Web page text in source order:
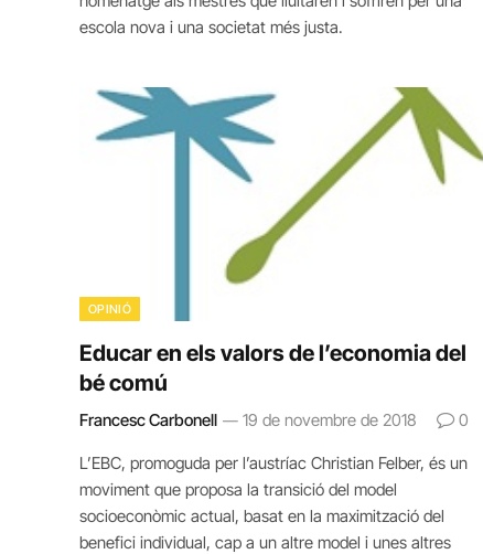
escola nova i una societat més justa.
OPINIÓ
Educar en els valors de l’economia del
bé comú
Francesc Carbonell 19 de novembre de 2018 0
L’EBC, promoguda per l’austríac Christian Felber, és un
moviment que proposa la transició del model
socioeconòmic actual, basat en la maximització del
benefici individual, cap a un altre model i unes altres